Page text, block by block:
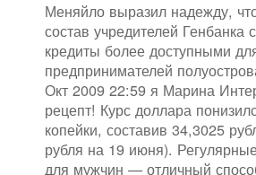
Меняйло выразил надежду,
состав учредителей Генбанка
кредиты более доступными
предпринимателей
Окт 2009 22:59 я Марина
рецепт! Курс доллара
копейки, составив 34,3025
рубля на 19 июня).
для мужчин — отличный